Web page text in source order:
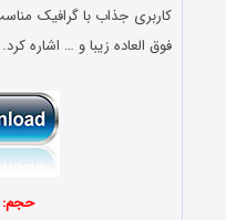
کاربری جذاب با گرافیک
فوق العاده زیبا و … اشاره کرد.
حجم: 15.7